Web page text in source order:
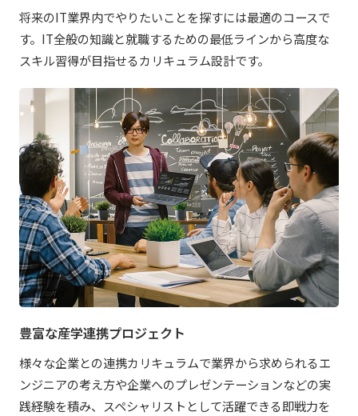
将来のIT業界内でやりたいことを探すには最適のコースで
す。IT全般の知識と就職するための最低ラインから高度な
スキル習得が目指せるカリキュラム設計です。
豊富な産学連携プロジェクト
様々な企業との連携カリキュラムで業界から求められるエ
ンジニアの考え方や企業へのプレゼンテーションなどの実
践経験を積み、スペシャリストとして活躍できる即戦力を